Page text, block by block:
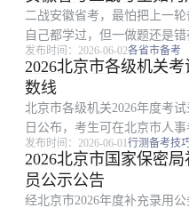
是不会取舍。 一、先把常见
包括增长率、增...
二战安徽省考，最怕把上一
自己都学过，但一做题还是
是重新买一套资料，而是把上
最值得优先修的短板。 一、
战复盘第一步是...
发布时间：2026-06-02各省市备考
2026北京市各级机关
数线
北京市各级机关2026年度考
日公布，考生可在北京市人事
众号和北京人社APP查询。
新录用公务员必须具备的基本
职...
发布时间：2026-06-01行测备考技
2026北京市国家保密
员公示公告
经北京市2026年度补充录用